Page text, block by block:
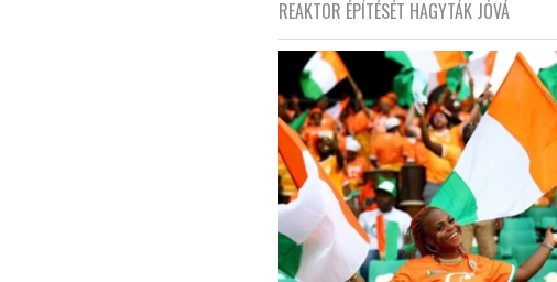
REAKTOR ÉPÍTÉSÉT HAGYTÁK JÓVÁ